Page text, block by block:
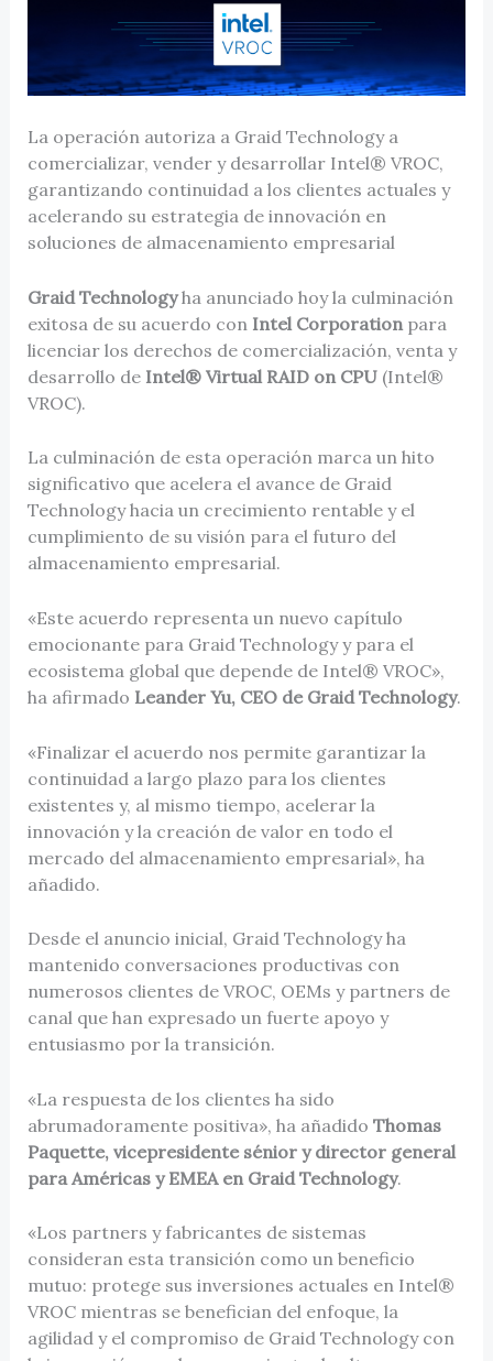
La operación autoriza a Graid Technology a
comercializar, vender y desarrollar Intel® VROC,
garantizando continuidad a los clientes actuales y
acelerando su estrategia de innovación en
soluciones de almacenamiento empresarial
Graid Technologyha anunciado hoy la culminación
exitosa de su acuerdo con Intel Corporationpara
licenciar los derechos de comercialización, venta y
desarrollo de Intel® Virtual RAID on CPU(Intel®
VROC).
La culminación de esta operación marca un hito
significativo que acelera el avance de Graid
Technology hacia un crecimiento rentable y el
cumplimiento de su visión para el futuro del
almacenamiento empresarial.
«Este acuerdo representa un nuevo capítulo
emocionante para Graid Technology y para el
ecosistema global que depende de Intel® VROC»,
ha afirmado Leander Yu, CEO de Graid Technology.
«Finalizar el acuerdo nos permite garantizar la
continuidad a largo plazo para los clientes
existentes y, al mismo tiempo, acelerar la
innovación y la creación de valor en todo el
mercado del almacenamiento empresarial», ha
añadido.
Desde el anuncio inicial, Graid Technology ha
mantenido conversaciones productivas con
numerosos clientes de VROC, OEMs y partners de
canal que han expresado un fuerte apoyo y
entusiasmo por la transición.
«La respuesta de los clientes ha sido
abrumadoramente positiva», ha añadido Thomas
Paquette, vicepresidente sénior y director general
para Américas y EMEA en Graid Technology.
«Los partners y fabricantes de sistemas
consideran esta transición como un beneficio
mutuo: protege sus inversiones actuales en Intel®
VROC mientras se benefician del enfoque, la
agilidad y el compromiso de Graid Technology con